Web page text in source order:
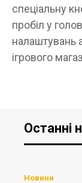
спеціальну
пробіл у
налаштувань
ігрового
Останні
Новини